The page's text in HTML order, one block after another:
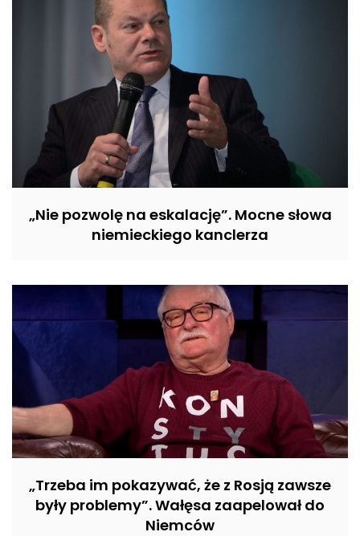
„Nie pozwolę na eskalację”. Mocne słowa
niemieckiego kanclerza
„Trzeba im pokazywać, że z Rosją zawsze
były problemy”. Wałęsa zaapelował do
Niemców